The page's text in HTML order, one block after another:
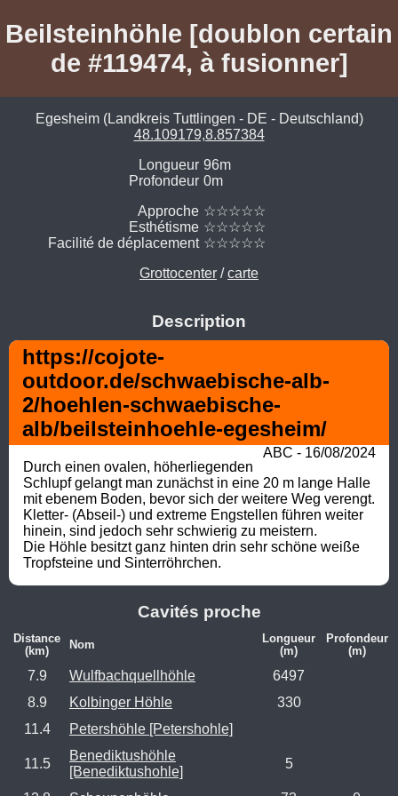
Beilsteinhöhle [doublon certain
de #119474, à fusionner]
Egesheim (Landkreis Tuttlingen - DE - Deutschland)
48.109179,8.857384
Longueur 96m
Profondeur 0m
Approche ☆☆☆☆☆
Esthétisme ☆☆☆☆☆
Facilité de déplacement ☆☆☆☆☆
Grottocenter /carte
Description
https://cojote-
outdoor.de/schwaebische-alb-
2/hoehlen-schwaebische-
alb/beilsteinhoehle-egesheim/
ABC - 16/08/2024
Durch einen ovalen, höherliegenden
Schlupf gelangt man zunächst in eine 20 m lange Halle
mit ebenem Boden, bevor sich der weitere Weg verengt.
Kletter- (Abseil-) und extreme Engstellen führen weiter
hinein, sind jedoch sehr schwierig zu meistern.
Die Höhle besitzt ganz hinten drin sehr schöne weiße
Tropfsteine und Sinterröhrchen.
Cavités proche
Distance
(km)
Nom
Longueur
(m)
Profondeur
(m)
7.9 Wulfbachquellhöhle
6497
8.9
Kolbinger Höhle
330
11.4
Petershöhle [Petershohle]
11.5
Benediktushöhle
[Benediktushohle]
5